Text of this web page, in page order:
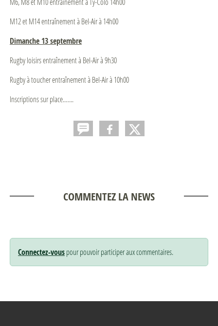
M12 et M14 entraînement à Bel-Air à 14h00
Dimanche 13 septembre
Rugby loisirs entraînement à Bel-Air à 9h30
Rugby à toucher entraînement à Bel-Air à 10h00
Inscriptions sur place.…...
COMMENTEZ LA NEWS
Connectez-vouspour pouvoir participer aux commentaires.